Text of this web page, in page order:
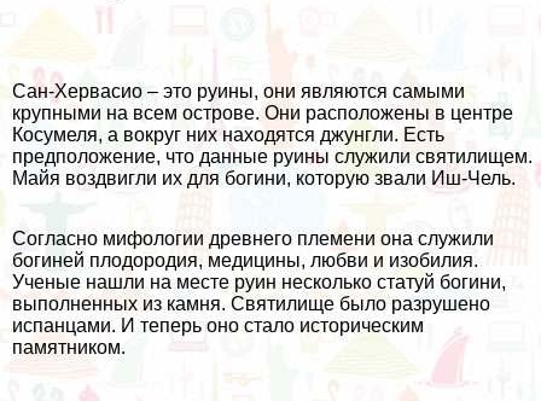
Сан-Хервасио – это руины, они являются самыми
крупными на всем острове. Они расположены в центре
Косумеля, а вокруг них находятся джунгли. Есть
предположение, что данные руины служили святилищем.
Майя воздвигли их для богини, которую звали Иш-Чель.
Согласно мифологии древнего племени она служили
богиней плодородия, медицины, любви и изобилия.
Ученые нашли на месте руин несколько статуй богини,
выполненных из камня. Святилище было разрушено
испанцами. И теперь оно стало историческим
памятником.